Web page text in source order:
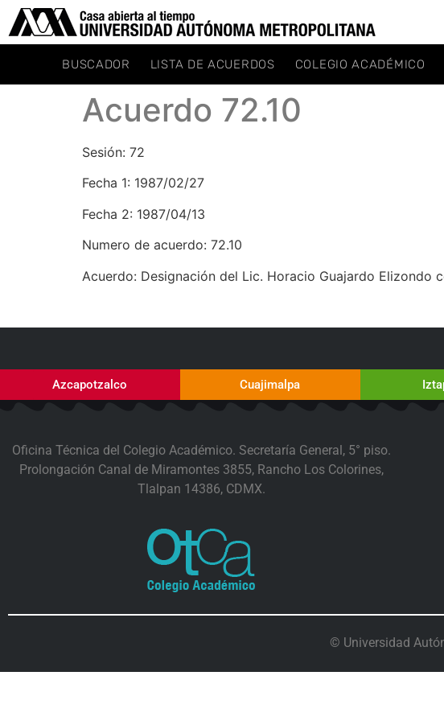
BUSCADOR LISTA DE ACUERDOS COLEGIO ACADÉMICO
Acuerdo 72.10
Sesión: 72
Fecha 1: 1987/02/27
Fecha 2: 1987/04/13
Numero de acuerdo: 72.10
Acuerdo: Designación del Lic. Horacio Guajardo Elizondo
Azcapotzalco Cuajimalpa
Oficina Técnica del Colegio Académico. Secretaría General, 5° piso.
Prolongación Canal de Miramontes 3855, Rancho Los Colorines,
Tlalpan 14386, CDMX.
© Universidad